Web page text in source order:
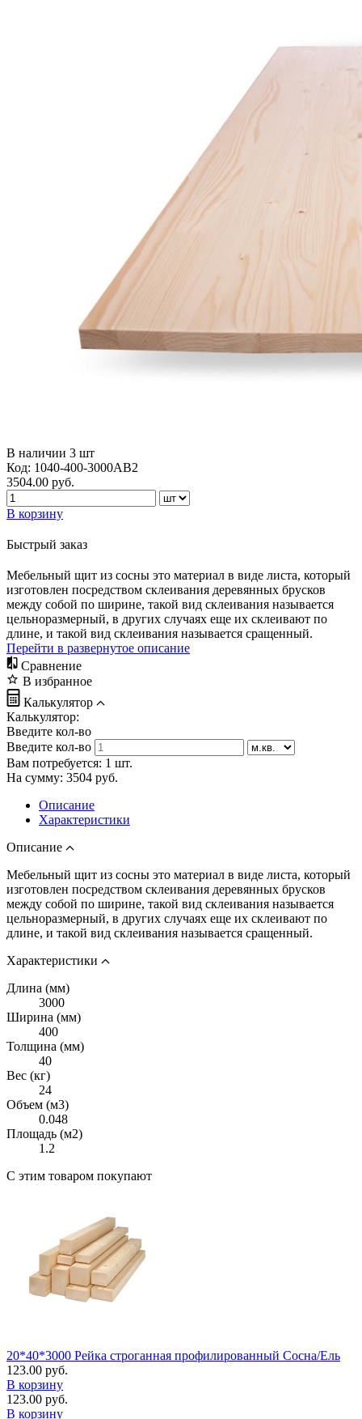
В наличии 3 шт
Код: 1040-400-3000AB2
3504.00 руб.
В корзину
Быстрый заказ
Мебельный щит из сосны это материал в виде листа, который
изготовлен посредством склеивания деревянных брусков
между собой по ширине, такой вид склеивания называется
цельноразмерный, в других случаях еще их склеивают по
длине, и такой вид склеивания называется сращенный.
Перейти в развернутое описание
Сравнение
В избранное
Калькулятор
Калькулятор:
Введите кол-во
Введите кол-во
Вам потребуется: 1 шт.
На сумму: 3504 руб.
Описание
Характеристики
Описание
Мебельный щит из сосны это материал в виде листа, который
изготовлен посредством склеивания деревянных брусков
между собой по ширине, такой вид склеивания называется
цельноразмерный, в других случаях еще их склеивают по
длине, и такой вид склеивания называется сращенный.
Характеристики
Длина (мм)
3000
Ширина (мм)
400
Толщина (мм)
40
Вес (кг)
24
Объем (м3)
0.048
Площадь (м2)
1.2
С этим товаром покупают
20*40*3000 Рейка строганная профилированный Сосна/Ель
123.00 руб.
В корзину
123.00 руб.
В корзину